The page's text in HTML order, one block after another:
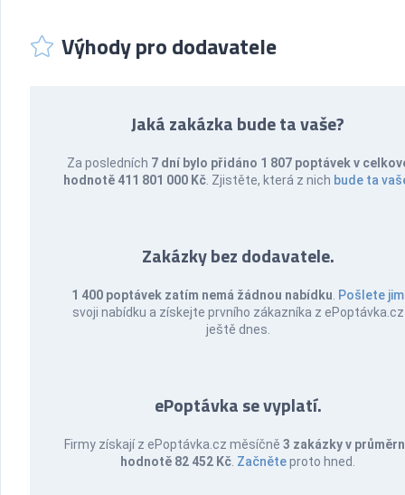
Výhody pro dodavatele
Jaká zakázka bude ta vaše?
Za posledních 7 dní bylo přidáno 1 807 poptávek v
hodnotě 411 801 000 Kč . Zjistěte, která z nich bude ta
Zakázky bez dodavatele.
1 400 poptávek zatím nemá žádnou nabídku Pošlete jim
svoji nabídku a získejte prvního zákazníka z ePoptávka.cz
ještě dnes.
ePoptávka se vyplatí.
Firmy získají z ePoptávka.cz měsíčně 3 zakázky v
hodnotě 82 452 Kč Začněteproto hned.